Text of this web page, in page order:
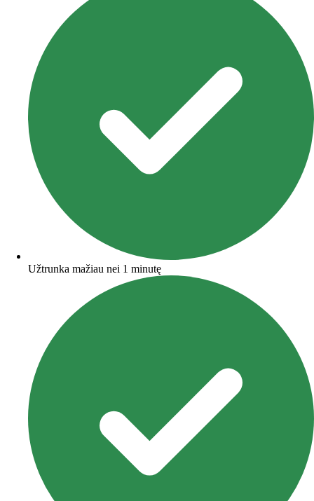
Užtrunka mažiau nei 1 minutę